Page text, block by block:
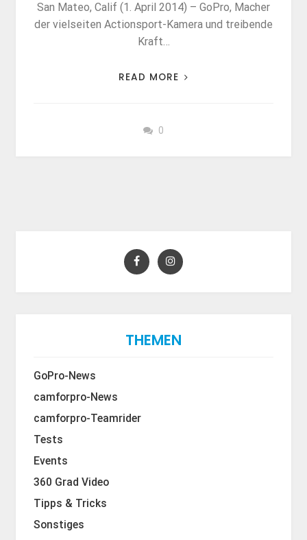
San Mateo, Calif (1. April 2014) – GoPro, Macher
der vielseiten Actionsport-Kamera und treibende
Kraft…
READ MORE
0
THEMEN
GoPro-News
camforpro-News
camforpro-Teamrider
Tests
Events
360 Grad Video
Tipps & Tricks
Sonstiges